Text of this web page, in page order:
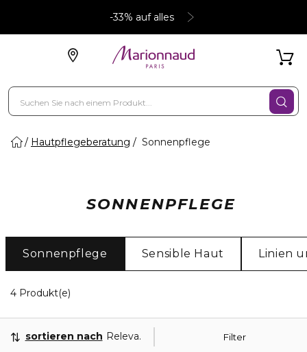
-33% auf alles
Hautpflegeberatung Sonnenpflege
SONNENPFLEGE
Sonnenpflege Sensible Haut Linien
4 Produkt(e)
Filter
sortieren nach Relevanz